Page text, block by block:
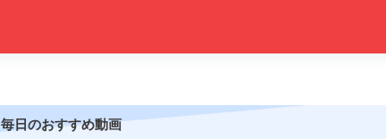
毎日のおすすめ動画